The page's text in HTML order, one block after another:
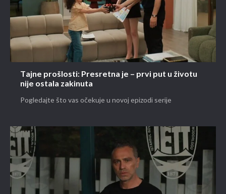
Tajne prošlosti: Presretna je – prvi put u životu
nije ostala zakinuta
Pogledajte što vas očekuje u novoj epizodi serije